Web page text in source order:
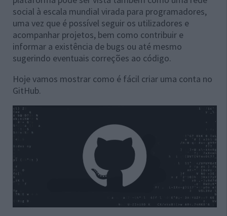
social à escala mundial virada para programadores,
uma vez que é possível seguir os utilizadores e
acompanhar projetos, bem como contribuir e
informar a existência de bugs ou até mesmo
sugerindo eventuais correções ao código.
Hoje vamos mostrar como é fácil criar uma conta no
GitHub.